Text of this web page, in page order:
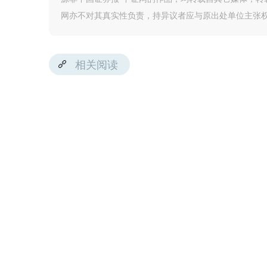
网亦不对其真实性负责，持异议者应与原出处单位主张
相关阅读